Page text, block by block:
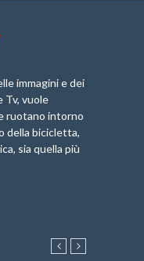
immagini e dei
Tv, vuole
ruotano intorno
della bicicletta,
sia quella più